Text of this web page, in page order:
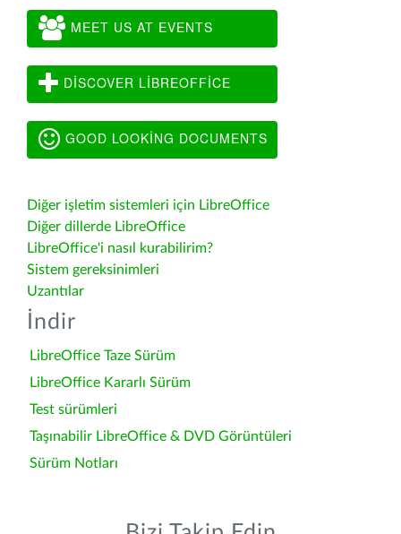
MEET US AT EVENTS
DISCOVER LIBREOFFICE
GOOD LOOKING DOCUMENTS
Diğer işletim sistemleri için LibreOffice
Diğer dillerde LibreOffice
LibreOffice'i nasıl kurabilirim?
Sistem gereksinimleri
Uzantılar
İndir
LibreOffice Taze Sürüm
LibreOffice Kararlı Sürüm
Test sürümleri
Taşınabilir LibreOffice & DVD Görüntüleri
Sürüm Notları